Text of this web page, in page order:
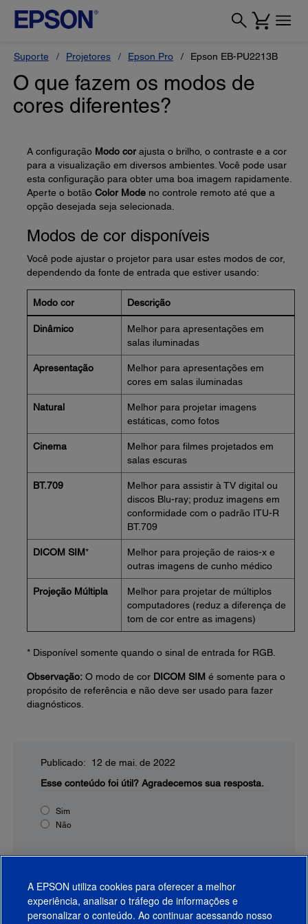
Suporte Projetores Epson Pro Epson EB-PU2213B
O que fazem os modos de
cores diferentes?
A configuração Modo corajusta o brilho, o contraste e a cor
para a visualização em diversos ambientes. Você pode usar
esta configuração para obter uma boa imagem rapidamente.
Aperte o botão Color Mode no controle remoto até que a
opção desejada seja selecionada.
Modos de cor disponíveis
Você pode ajustar o projetor para usar estes modos de cor,
dependendo da fonte de entrada que estiver usando:
Modo cor Descrição
Dinâmico
Melhor para apresentações em
salas iluminadas
Apresentação
Melhor para apresentações em
cores em salas iluminadas
Natural
Melhor para projetar imagens
estáticas, como fotos
Cinema
Melhor para filmes projetados em
salas escuras
BT.709
Melhor para assistir à TV digital ou
discos Blu-ray; produz imagens em
conformidade com o padrão ITU-R
BT.709
DICOM SIM*
Melhor para projeção de raios-x e
outras imagens de cunho médico
Projeção Múltipla
Melhor para projetar de múltiplos
computadores (reduz a diferença de
tom de cor entre as imagens)
* Disponível somente quando o sinal de entrada for RGB.
Observação: O modo de cor DICOM SIM é somente para o
propósito de referência e não deve ser usado para fazer
diagnósticos.
Publicado: 12 de mai. de 2022
Esse conteúdo foi útil? Agradecemos sua resposta.
Sim
Não
A EPSON utiliza cookies para oferecer a melhor
experiência, analisar o tráfego de informações e
personalizar o conteúdo. Ao continuar acessando nosso